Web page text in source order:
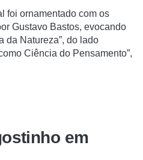
foi ornamentado com os
Gustavo Bastos, evocando
da Natureza”, do lado
Ciência do Pensamento”,
em